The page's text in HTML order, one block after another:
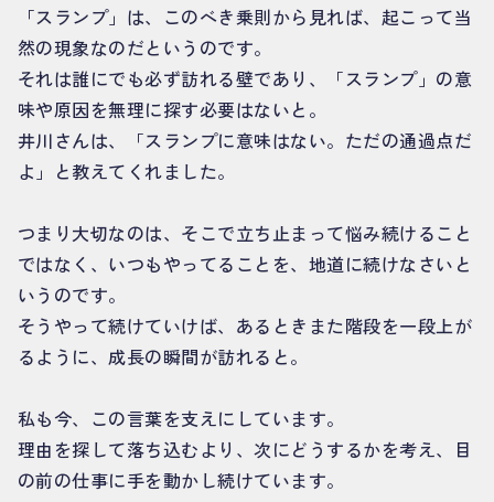
「スランプ」は、このべき乗則から見れば、起こって当
然の現象なのだというのです。
それは誰にでも必ず訪れる壁であり、「スランプ」の意
味や原因を無理に探す必要はないと。
井川さんは、「スランプに意味はない。ただの通過点だ
よ」と教えてくれました。
つまり大切なのは、そこで立ち止まって悩み続けること
ではなく、いつもやってることを、地道に続けなさいと
いうのです。
そうやって続けていけば、あるときまた階段を一段上が
るように、成長の瞬間が訪れると。
私も今、この言葉を支えにしています。
理由を探して落ち込むより、次にどうするかを考え、目
の前の仕事に手を動かし続けています。